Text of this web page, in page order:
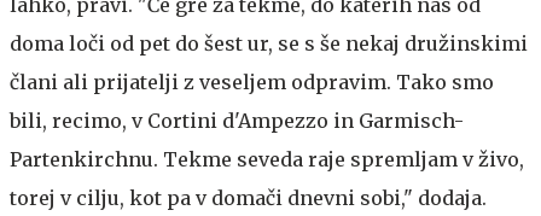
doma loči od pet do šest ur, se s še nekaj družinskimi
člani ali prijatelji z veseljem odpravim. Tako smo
bili, recimo, v Cortini d'Ampezzo in Garmisch-
Partenkirchnu. Tekme seveda raje spremljam v živo,
torej v cilju, kot pa v domači dnevni sobi," dodaja.